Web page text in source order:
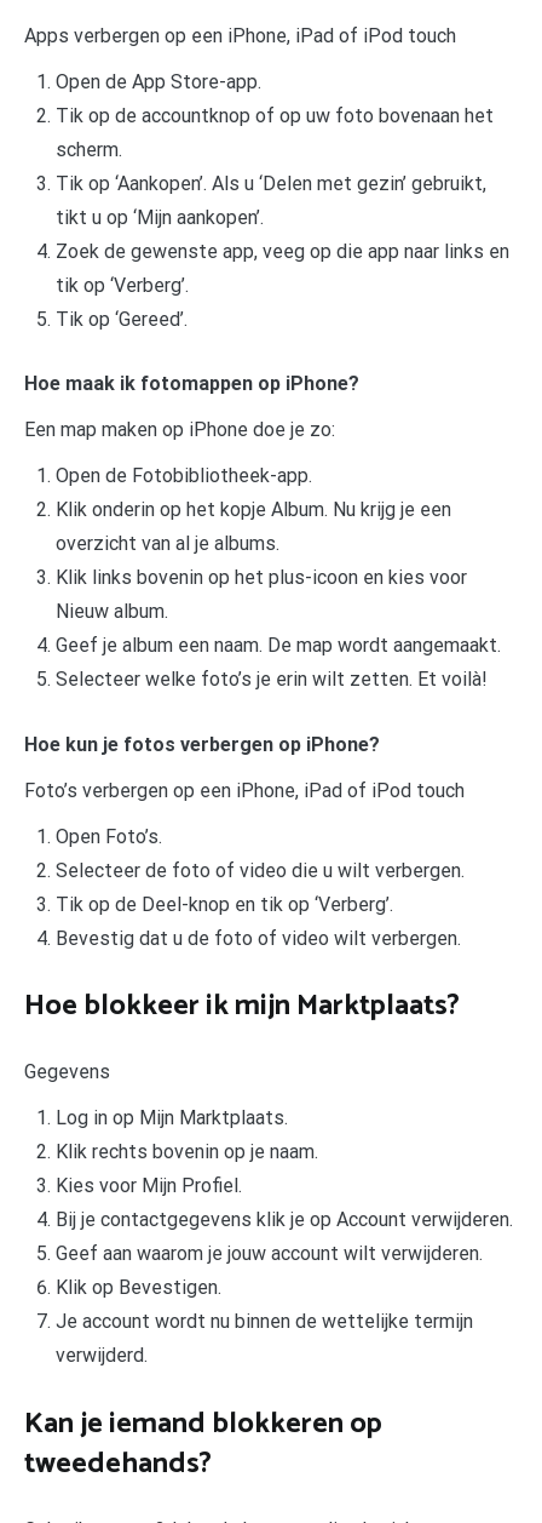
Apps verbergen op een iPhone, iPad of iPod touch
Open de App Store-app.
Tik op de accountknop of op uw foto bovenaan het
scherm.
Tik op ‘Aankopen’. Als u ‘Delen met gezin’ gebruikt,
tikt u op ‘Mijn aankopen’.
Zoek de gewenste app, veeg op die app naar links en
tik op ‘Verberg’.
Tik op ‘Gereed’.
Hoe maak ik fotomappen op iPhone?
Een map maken op iPhone doe je zo:
Open de Fotobibliotheek-app.
Klik onderin op het kopje Album. Nu krijg je een
overzicht van al je albums.
Klik links bovenin op het plus-icoon en kies voor
Nieuw album.
Geef je album een naam. De map wordt aangemaakt.
Selecteer welke foto’s je erin wilt zetten. Et voilà!
Hoe kun je fotos verbergen op iPhone?
Foto’s verbergen op een iPhone, iPad of iPod touch
Open Foto’s.
Selecteer de foto of video die u wilt verbergen.
Tik op de Deel-knop en tik op ‘Verberg’.
Bevestig dat u de foto of video wilt verbergen.
Hoe blokkeer ik mijn Marktplaats?
Gegevens
Log in op Mijn Marktplaats.
Klik rechts bovenin op je naam.
Kies voor Mijn Profiel.
Bij je contactgegevens klik je op Account verwijderen.
Geef aan waarom je jouw account wilt verwijderen.
Klik op Bevestigen.
Je account wordt nu binnen de wettelijke termijn
verwijderd.
Kan je iemand blokkeren op
tweedehands?